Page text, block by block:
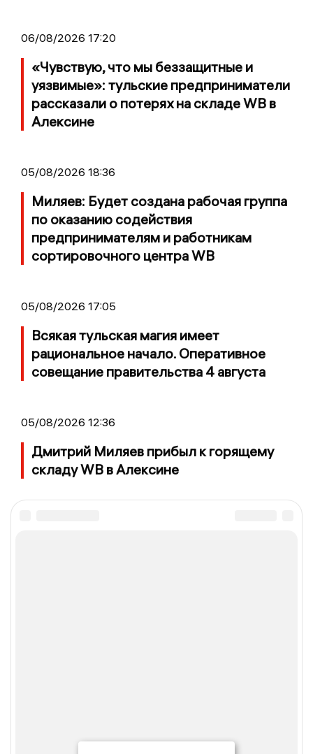
06/08/2026 17:20
«Чувствую, что мы беззащитные и
уязвимые»: тульские предприниматели
рассказали о потерях на складе WB в
Алексине
05/08/2026 18:36
Миляев: Будет создана рабочая группа
по оказанию содействия
предпринимателям и работникам
сортировочного центра WB
05/08/2026 17:05
Всякая тульская магия имеет
рациональное начало. Оперативное
совещание правительства 4 августа
05/08/2026 12:36
Дмитрий Миляев прибыл к горящему
складу WB в Алексине